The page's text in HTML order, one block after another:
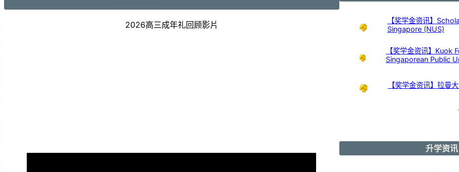
2026高三成年礼回顾影片
【奖学金资讯】
Singapore (NUS)
【奖学金资讯】
Singaporean Public
【奖学金资讯】拉曼
升学资